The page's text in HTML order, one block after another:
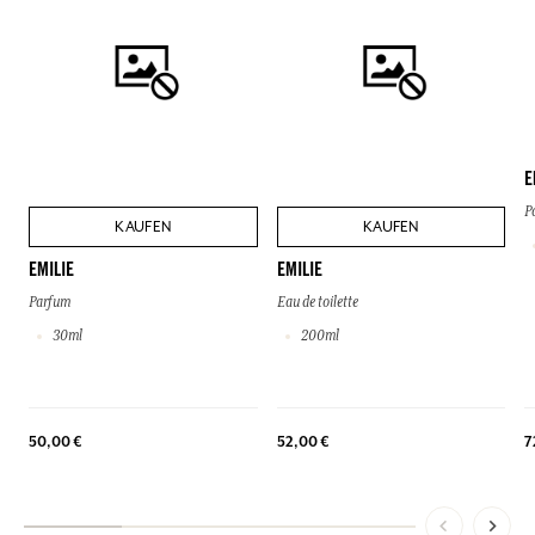
KAUFEN
EMILIE
Parfum
30ml
50,00 €
KAUFEN
EMILIE
Eau de toilette
200ml
52,00 €